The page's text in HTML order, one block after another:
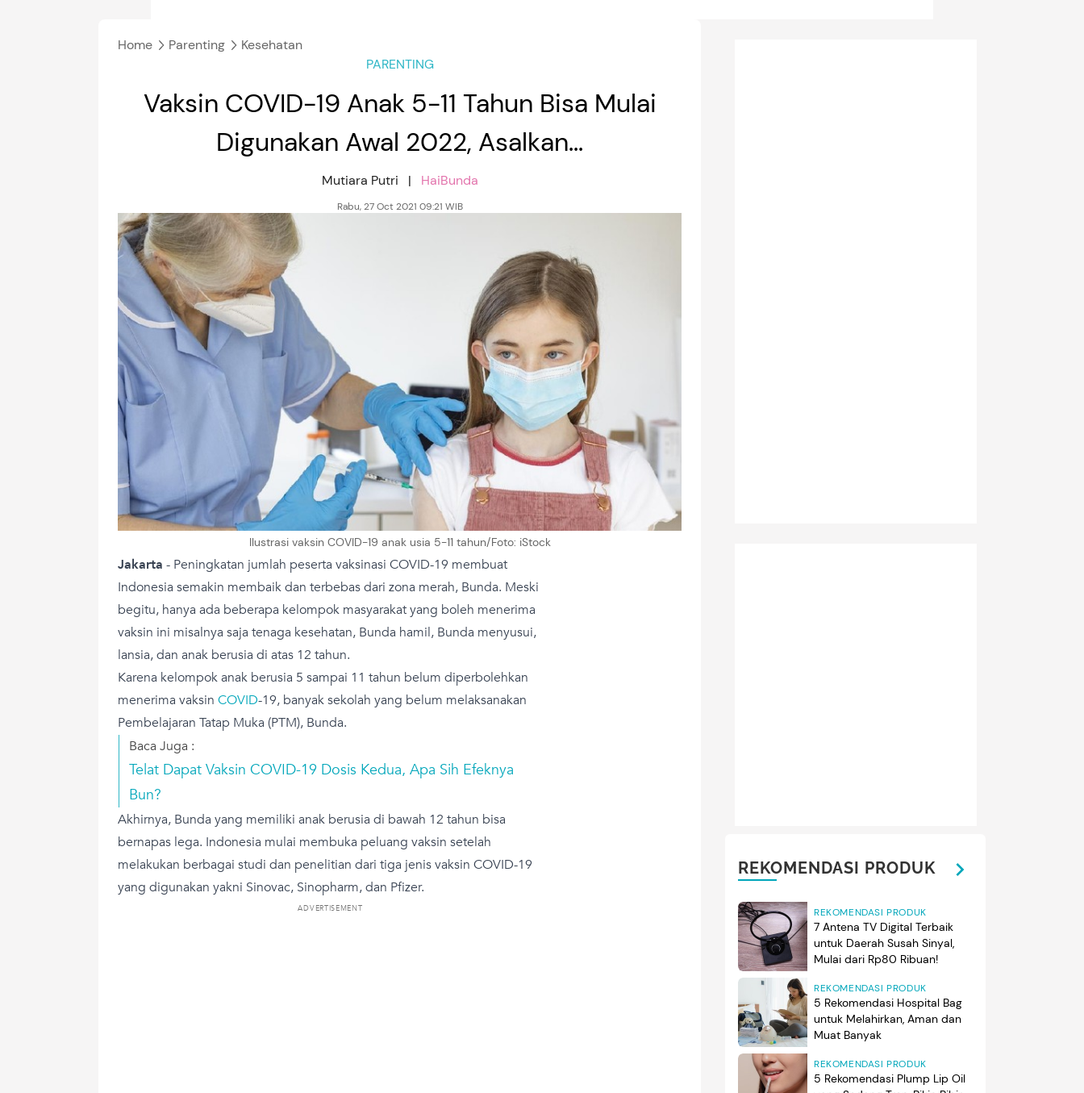
Home Parenting
Kesehatan
PARENTING
Vaksin COVID-19 Anak 5-11 Tahun Bisa Mulai
Digunakan Awal 2022, Asalkan...
Mutiara Putri | HaiBunda
Rabu, 27 Oct 2021 09:21 WIB
Ilustrasi vaksin COVID-19 anak usia 5-11 tahun/Foto: iStock
Jakarta - Peningkatan jumlah peserta vaksinasi COVID-19 membuat
Indonesia semakin membaik dan terbebas dari zona merah, Bunda. Meski
begitu, hanya ada beberapa kelompok masyarakat yang boleh menerima
vaksin ini misalnya saja tenaga kesehatan, Bunda hamil, Bunda menyusui,
lansia, dan anak berusia di atas 12 tahun.
Karena kelompok anak berusia 5 sampai 11 tahun belum diperbolehkan
menerima vaksin COVID-19, banyak sekolah yang belum melaksanakan
Pembelajaran Tatap Muka (PTM), Bunda.
Baca Juga :
Telat Dapat Vaksin COVID-19 Dosis Kedua, Apa Sih Efeknya
Bun?
Akhirnya, Bunda yang memiliki anak berusia di bawah 12 tahun bisa
bernapas lega. Indonesia mulai membuka peluang vaksin setelah
melakukan berbagai studi dan penelitian dari tiga jenis vaksin COVID-19
yang digunakan yakni Sinovac, Sinopharm, dan Pfizer.
ADVERTISEMENT
REKOMENDASI PRODUK
REKOMENDASI PRODUK
7 Antena TV Digital Terbaik
untuk Daerah Susah Sinyal,
Mulai dari Rp80 Ribuan!
REKOMENDASI PRODUK
5 Rekomendasi Hospital Bag
untuk Melahirkan, Aman dan
Muat Banyak
REKOMENDASI PRODUK
5 Rekomendasi Plump Lip Oil